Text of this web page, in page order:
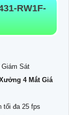
RW1F-
Giám Sát
4 Mắt Giá
tối đa 25 fps